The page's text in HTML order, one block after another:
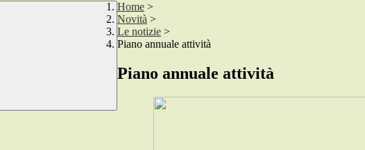
Home >
Novità >
Le notizie >
Piano annuale attività
Piano annuale attività